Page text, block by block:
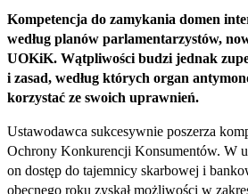
Kompetencja do zamykania domen
według planów parlamentarzystów,
UOKiK. Wątpliwości budzi jednak
i zasad, według których organ
korzystać ze swoich uprawnień.
Ustawodawca sukcesywnie poszerza
Ochrony Konkurencji Konsumentów. W
on dostęp do tajemnicy skarbowej i
obecnego roku zyskał możliwości w